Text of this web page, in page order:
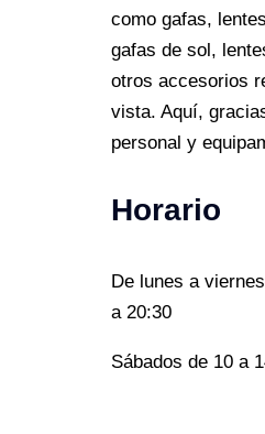
como gafas,
gafas de sol,
otros accesorios
vista. Aquí,
personal y
horario
De lunes a
a 20:30
Sábados de 10 a